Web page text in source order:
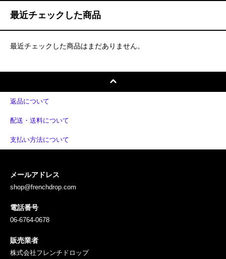
最近チェックした商品
最近チェックした商品はまだありません。
返品について
配送・送料について
支払い方法について
メールアドレス
shop@frenchdrop.com
電話番号
06-6764-0678
販売業者
株式会社フレンチドロップ